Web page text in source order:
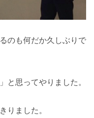
のも何だか久しぶりで
と思ってやりました。
りました。